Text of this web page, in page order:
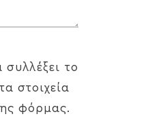
το
στοιχεία
φόρμας.